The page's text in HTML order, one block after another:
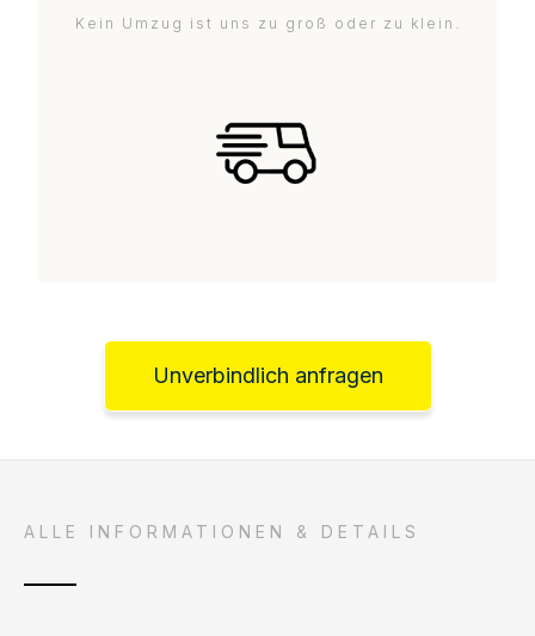
Kein Umzug ist uns zu groß oder zu klein.
Unverbindlich anfragen
ALLE INFORMATIONEN & DETAILS